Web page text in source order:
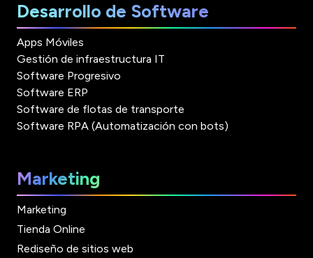
Desarrollo de Software
Apps Móviles
Gestión de infraestructura IT
Software Progresivo
Software ERP
Software de flotas de transporte
Software RPA (Automatización con bots)
Marketing
Marketing
Tienda Online
Rediseño de sitios web